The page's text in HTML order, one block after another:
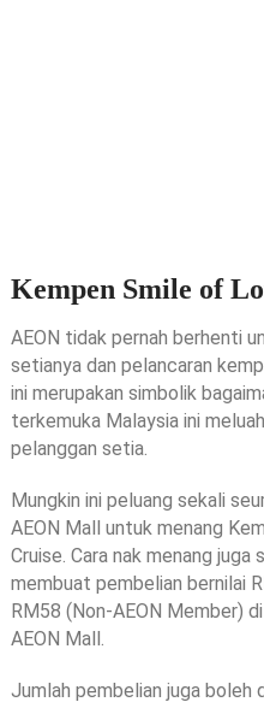
Kempen Smile of
AEON tidak pernah berhenti
setianya dan pelancaran
ini merupakan simbolik
terkemuka Malaysia ini
pelanggan setia.
Mungkin ini peluang sekali
AEON Mall untuk menang
Cruise. Cara nak menang juga
membuat pembelian bernilai
RM58 (Non-AEON Member)
AEON Mall.
Jumlah pembelian juga boleh